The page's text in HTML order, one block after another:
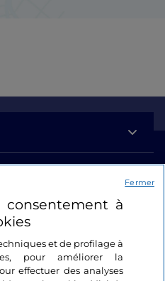
consentement à
et de profilage à
pour améliorer la
effectuer des analyses
Fermer